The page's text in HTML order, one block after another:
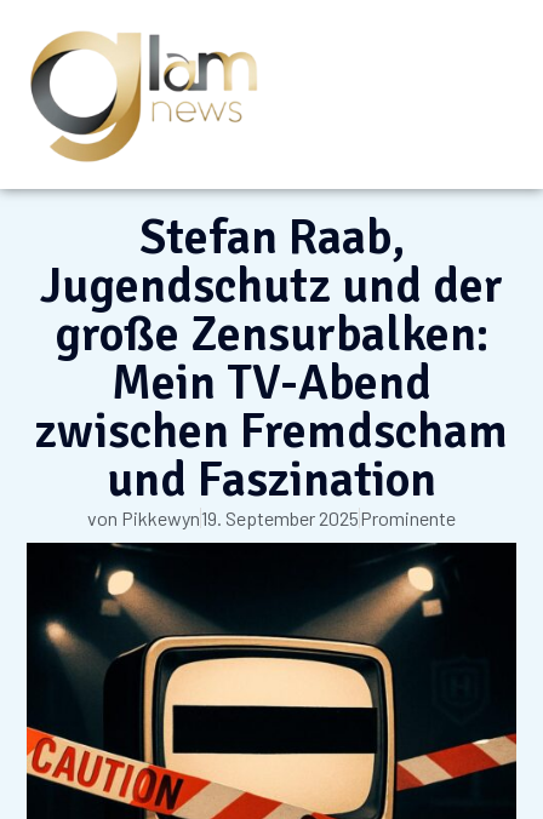
Stefan Raab,
Jugendschutz und der
große Zensurbalken:
Mein TV-Abend
zwischen Fremdscham
und Faszination
von Pikkewyn19. September 2025Prominente